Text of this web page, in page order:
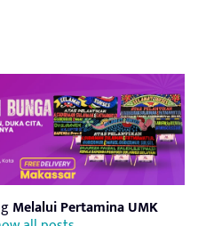
Melalui Pertamina UMK